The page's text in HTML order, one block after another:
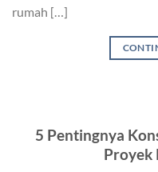
rumah […]
5 Pentingnya
Proyek